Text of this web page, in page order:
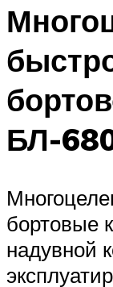
БЛ-
бортовые
надувной